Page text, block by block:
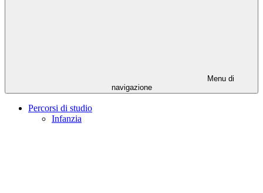
Menu di
navigazione
Percorsi di studio
Infanzia